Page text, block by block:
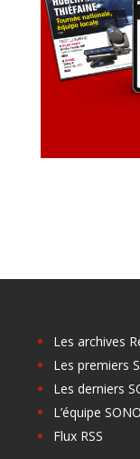
Les archives
Les premiers
Les derniers
L’équipe
Flux RSS